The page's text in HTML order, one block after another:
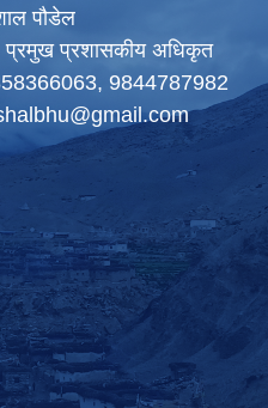
पौडेल
प्रमुख प्रशासकीय अधिकृत
9844787982